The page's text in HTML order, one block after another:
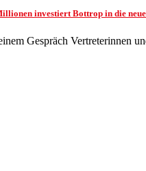
investiert Bottrop in die
Gespräch Vertreterinnen